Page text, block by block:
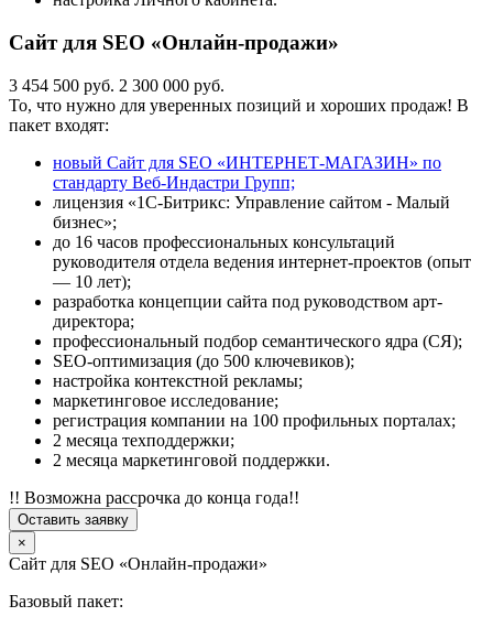
Сайт для SEO «Онлайн-продажи»
3 454 500 руб. 2 300 000 руб.
То, что нужно для уверенных позиций и хороших продаж! В
пакет входят:
новый Сайт для SEO «ИНТЕРНЕТ-МАГАЗИН» по
стандарту Веб-Индастри Групп;
лицензия «1С-Битрикс: Управление сайтом - Малый
бизнес»;
до 16 часов профессиональных консультаций
руководителя отдела ведения интернет-проектов (опыт
— 10 лет);
разработка концепции сайта под руководством арт-
директора;
профессиональный подбор семантического ядра (СЯ);
SEO-оптимизация (до 500 ключевиков);
настройка контекстной рекламы;
маркетинговое исследование;
регистрация компании на 100 профильных порталах;
2 месяца техподдержки;
2 месяца маркетинговой поддержки.
!! Возможна рассрочка до конца года!!
Оставить заявку
×
Сайт для SEO «Онлайн-продажи»
Базовый пакет: